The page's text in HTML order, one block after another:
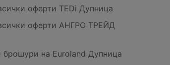
оферти TEDi Дупница
оферти АНГРО ТРЕЙД
брошури на Euroland Дупница